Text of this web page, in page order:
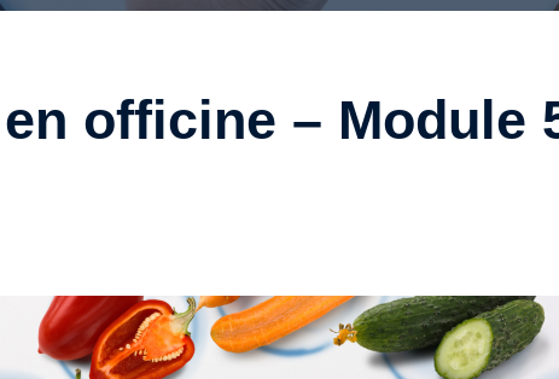
officine – Module